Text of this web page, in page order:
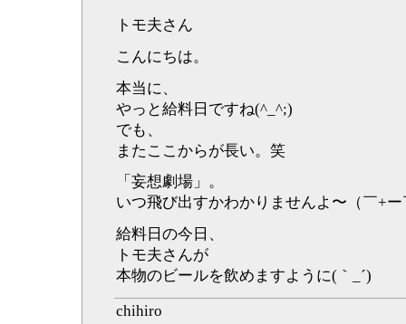
トモ夫さん
こんにちは。
本当に、
やっと給料日ですね(^_^;)
でも、
またここからが長い。笑
「妄想劇場」。
いつ飛び出すかわかりませんよ〜（￣+
給料日の今日、
トモ夫さんが
本物のビールを飲めますように(｀_´)ゞ
chihiro